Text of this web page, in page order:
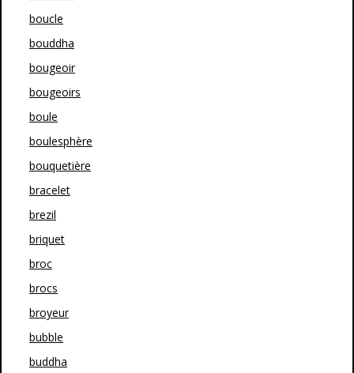
boucle
bouddha
bougeoir
bougeoirs
boule
boulesphère
bouquetière
bracelet
brezil
briquet
broc
brocs
broyeur
bubble
buddha